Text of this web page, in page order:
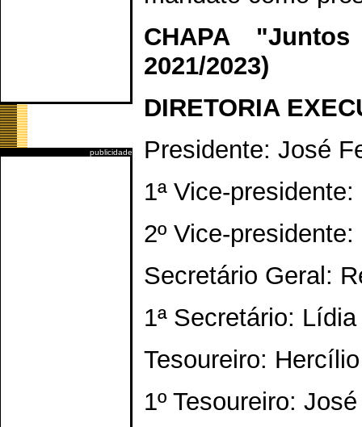
publicidade
CHAPA
2021/2023)
DIRETORIA
Presidente: José
1ª Vice-
2º Vice-
Secretário Geral:
1ª Secretário:
Tesoureiro:
1º Tesoureiro: